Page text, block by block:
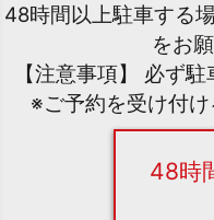
48時間以上駐車する
をお
【注意事項】 必ず
※ご予約を受け付け
48時